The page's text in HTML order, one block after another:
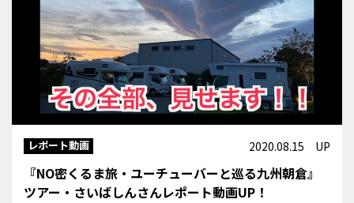
レポート動画 2020.08.15 UP
『NO密くるま旅・ユーチューバーと巡る九州朝倉』
ツアー・さいばしんさんレポート動画UP！